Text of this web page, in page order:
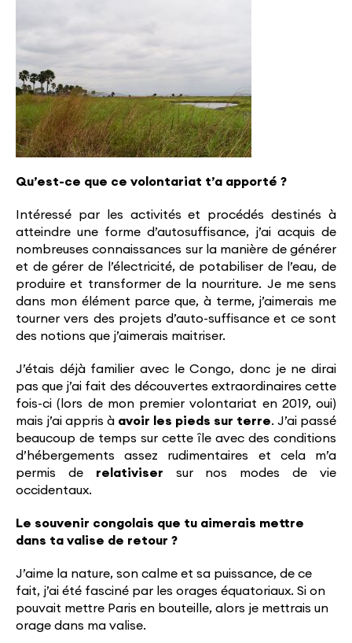
Qu’est-ce que ce volontariat t’a apporté ?
Intéressé par les activités et procédés destinés à
atteindre une forme d’autosuffisance, j’ai acquis de
nombreuses connaissances sur la manière de générer
et de gérer de l’électricité, de potabiliser de l’eau, de
produire et transformer de la nourriture. Je me sens
dans mon élément parce que, à terme, j’aimerais me
tourner vers des projets d’auto-suffisance et ce sont
des notions que j’aimerais maitriser.
J’étais déjà familier avec le Congo, donc je ne dirai
pas que j’ai fait des découvertes extraordinaires cette
fois-ci (lors de mon premier volontariat en 2019, oui)
mais j’ai appris à avoir les pieds sur terre. J’ai passé
beaucoup de temps sur cette île avec des conditions
d’hébergements assez rudimentaires et cela m’a
permis de relativiser sur nos modes de vie
occidentaux.
Le souvenir congolais que tu aimerais mettre
dans ta valise de retour ?
J’aime la nature, son calme et sa puissance, de ce
fait, j’ai été fasciné par les orages équatoriaux. Si on
pouvait mettre Paris en bouteille, alors je mettrais un
orage dans ma valise.